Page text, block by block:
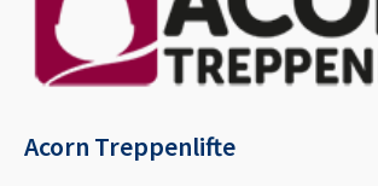
Acorn Treppenlifte